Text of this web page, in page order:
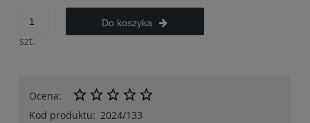
szt.
Do koszyka
Ocena:
Kod produktu: 2024/133